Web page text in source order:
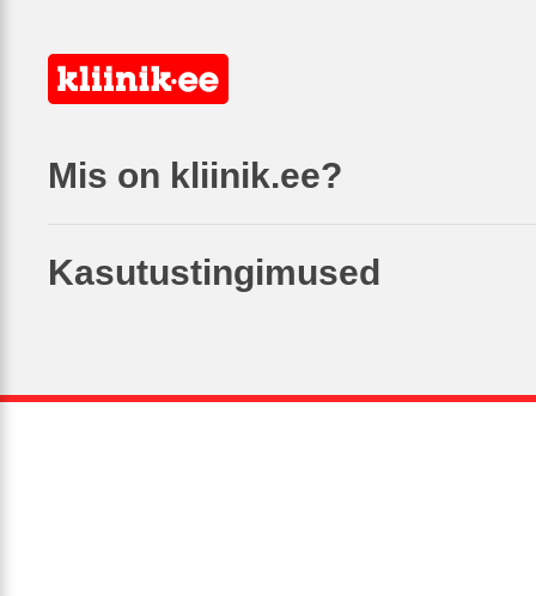
Mis on kliinik.ee?
Kasutustingimused